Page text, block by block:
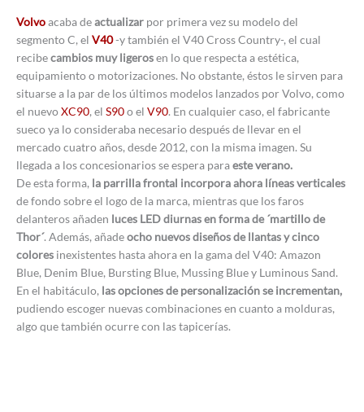
Volvoacaba deactualizar por primera vez su modelo del
segmento C, el V40-y también el V40 Cross Country-, el cual
recibecambios muy ligerosen lo que respecta a estética,
equipamiento o motorizaciones. No obstante, éstos le sirven para
situarse a la par de los últimos modelos lanzados por Volvo, como
el nuevoXC90, el S90o el V90. En cualquier caso, el fabricante
sueco ya lo consideraba necesario después de llevar en el
mercado cuatro años, desde 2012, con la misma imagen. Su
llegada a los concesionarios se espera paraeste verano.
De esta forma, la parrilla frontal incorpora ahora líneas verticales
de fondo sobre el logo de la marca, mientras que los faros
delanteros añaden luces LED diurnas en forma de ´martillo de
Thor´. Además, añadeocho nuevos diseños de llantas y cinco
colores inexistentes hasta ahora en la gama del V40: Amazon
Blue, Denim Blue, Bursting Blue, Mussing Blue y Luminous Sand.
En el habitáculo, las opciones de personalización se incrementan,
pudiendo escoger nuevas combinaciones en cuanto a molduras,
algo que también ocurre con las tapicerías.